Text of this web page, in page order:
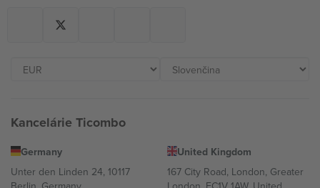
Kancelárie Ticombo
Germany
Unter den Linden 24, 10117
United Kingdom
167 City Road, London, Greater